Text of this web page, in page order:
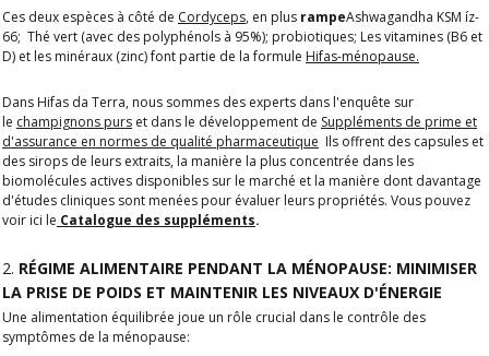
Ces deux espèces à côté de Cordyceps, en plus rampeAshwagandha KSM íz-
66; Thé vert (avec des polyphénols à 95%); probiotiques; Les vitamines (B6 et
D) et les minéraux (zinc) font partie de la formule Hifas-ménopause.
Dans Hifas da Terra, nous sommes des experts dans l'enquête sur
le champignons purs et dans le développement de Suppléments de prime et
d'assurance en normes de qualité pharmaceutique Ils offrent des capsules et
des sirops de leurs extraits, la manière la plus concentrée dans les
biomolécules actives disponibles sur le marché et la manière dont davantage
d'études cliniques sont menées pour évaluer leurs propriétés. Vous pouvez
voir ici le Catalogue des suppléments.
2. RÉGIME ALIMENTAIRE PENDANT LA MÉNOPAUSE: MINIMISER
LA PRISE DE POIDS ET MAINTENIR LES NIVEAUX D'ÉNERGIE
Une alimentation équilibrée joue un rôle crucial dans le contrôle des
symptômes de la ménopause: